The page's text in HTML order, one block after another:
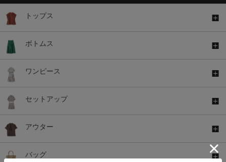
トップス
ボトムス
ワンピース
セットアップ
アウター
バッグ